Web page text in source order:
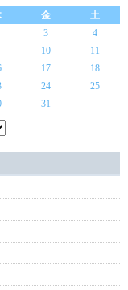
金
土
3
4
10
11
17
18
24
25
31